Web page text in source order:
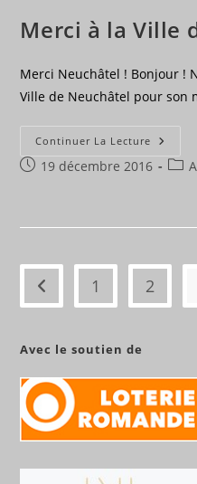
Merci à la Ville
Merci Neuchâtel ! Bonjour !
Ville de Neuchâtel pour son
Continuer La Lecture Merci
La
Publication
19 décembre 2016
Post
Go to the previous page
1 2
Avec le soutien de